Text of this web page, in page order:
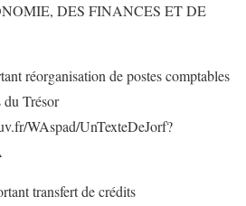
DES FINANCES ET DE
réorganisation de postes comptables
du Trésor
WAspad/UnTexteDeJorf?
transfert de crédits